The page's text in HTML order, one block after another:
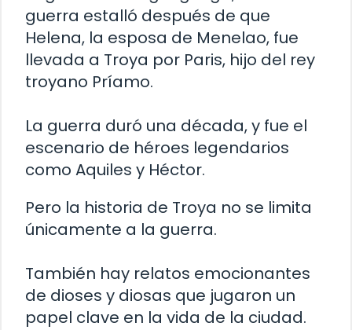
guerra estalló después de que
Helena, la esposa de Menelao, fue
llevada a Troya por Paris, hijo del rey
troyano Príamo.
La guerra duró una década, y fue el
escenario de héroes legendarios
como Aquiles y Héctor.
Pero la historia de Troya no se limita
únicamente a la guerra.
También hay relatos emocionantes
de dioses y diosas que jugaron un
papel clave en la vida de la ciudad.